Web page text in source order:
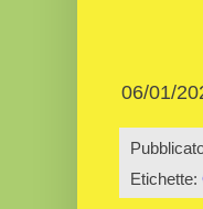
06/01/
Etichette: